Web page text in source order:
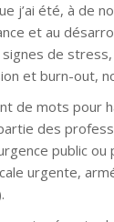
j’ai été, à de
et au
de
et burn-out,
de mots pour
des
public
urgente,